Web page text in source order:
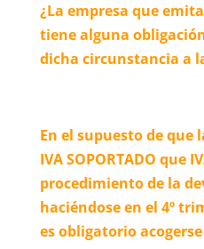
¿La empresa que
tiene alguna
dicha circunstancia a
En el supuesto de que
IVA SOPORTADO que
procedimiento de la
haciéndose en el 4º
es obligatorio